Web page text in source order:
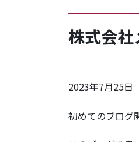
株式会
2023年7月25日
初めてのブログ